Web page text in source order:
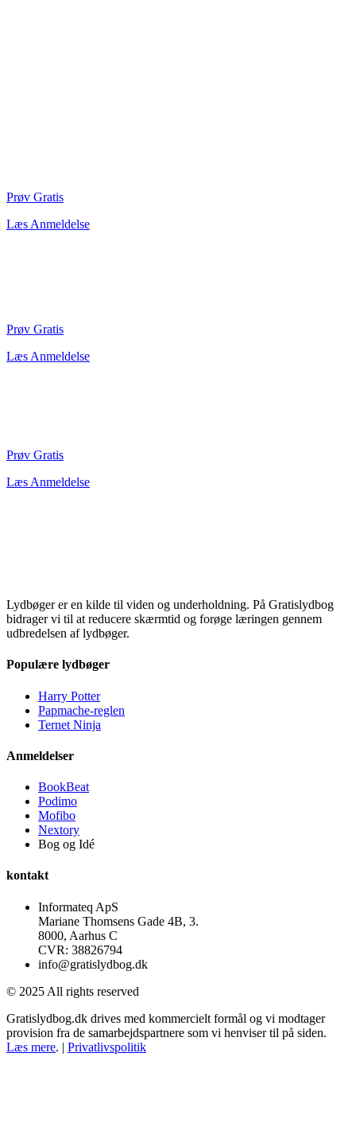
Prøv Gratis
Læs Anmeldelse
Prøv Gratis
Læs Anmeldelse
Prøv Gratis
Læs Anmeldelse
Lydbøger er en kilde til viden og underholdning. På Gratislydbog
bidrager vi til at reducere skærmtid og forøge læringen gennem
udbredelsen af lydbøger.
Populære lydbøger
Harry Potter
Papmache-reglen
Ternet Ninja
Anmeldelser
BookBeat
Podimo
Mofibo
Nextory
Bog og Idé
kontakt
Informateq ApS
Mariane Thomsens Gade 4B, 3.
8000, Aarhus C
CVR: 38826794
info@gratislydbog.dk
© 2025 All rights reserved
Gratislydbog.dk drives med kommercielt formål og vi modtager
provision fra de samarbejdspartnere som vi henviser til på siden.
Læs mere. | Privatlivspolitik